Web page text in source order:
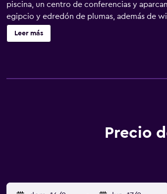
piscina, un centro de conferencias y
egipcio y edredón de plumas, además de
Internet por cable, televisión de pantalla
alojamientos con minibar y caja fuerte
a huéspedes menores de 18 años.
Leer más
Precio